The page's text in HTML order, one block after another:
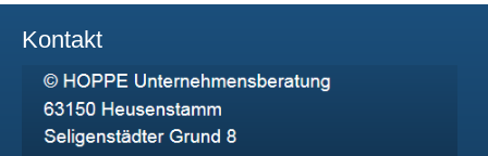
Kontakt